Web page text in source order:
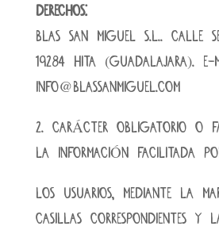
derechos:
BLAS SAN MIGUEL S.L.. CALLE
19284 HITA (Guadalajara). E-
info@blassanmiguel.com
2. CARÁCTER OBLIGATORIO O
LA INFORMACIÓN FACILITADA
Los USUARIOS, mediante la
casillas correspondientes y